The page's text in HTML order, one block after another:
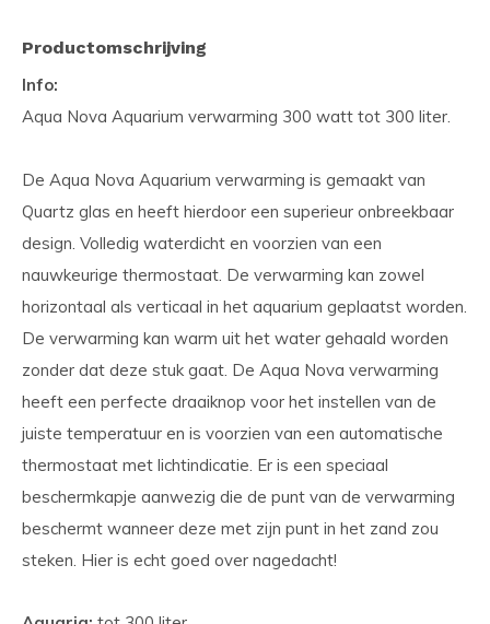
Productomschrijving
Info:
Aqua Nova Aquarium verwarming 300 watt tot 300 liter.
De Aqua Nova Aquarium verwarming is gemaakt van
Quartz glas en heeft hierdoor een superieur onbreekbaar
design. Volledig waterdicht en voorzien van een
nauwkeurige thermostaat. De verwarming kan zowel
horizontaal als verticaal in het aquarium geplaatst worden.
De verwarming kan warm uit het water gehaald worden
zonder dat deze stuk gaat. De Aqua Nova verwarming
heeft een perfecte draaiknop voor het instellen van de
juiste temperatuur en is voorzien van een automatische
thermostaat met lichtindicatie. Er is een speciaal
beschermkapje aanwezig die de punt van de verwarming
beschermt wanneer deze met zijn punt in het zand zou
steken. Hier is echt goed over nagedacht!